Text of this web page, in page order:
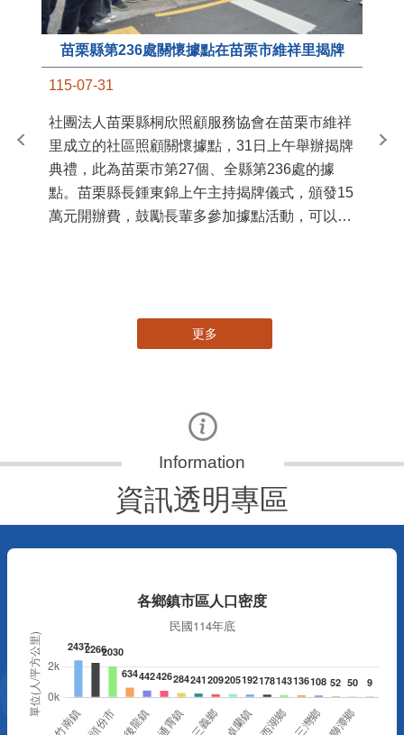
苗栗縣第236處關懷據點在苗栗市維祥里揭牌
115-07-31
社團法人苗栗縣桐欣照顧服務協會在苗栗市維祥
里成立的社區照顧關懷據點，31日上午舉辦揭牌
典禮，此為苗栗市第27個、全縣第236處的據
點。苗栗縣長鍾東錦上午主持揭牌儀式，頒發15
萬元開辦費，鼓勵長輩多參加據點活動，可以更
苗
更多
資訊透明專區